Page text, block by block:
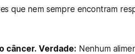
que nem sempre encontram
câncer. Verdade: Nenhum